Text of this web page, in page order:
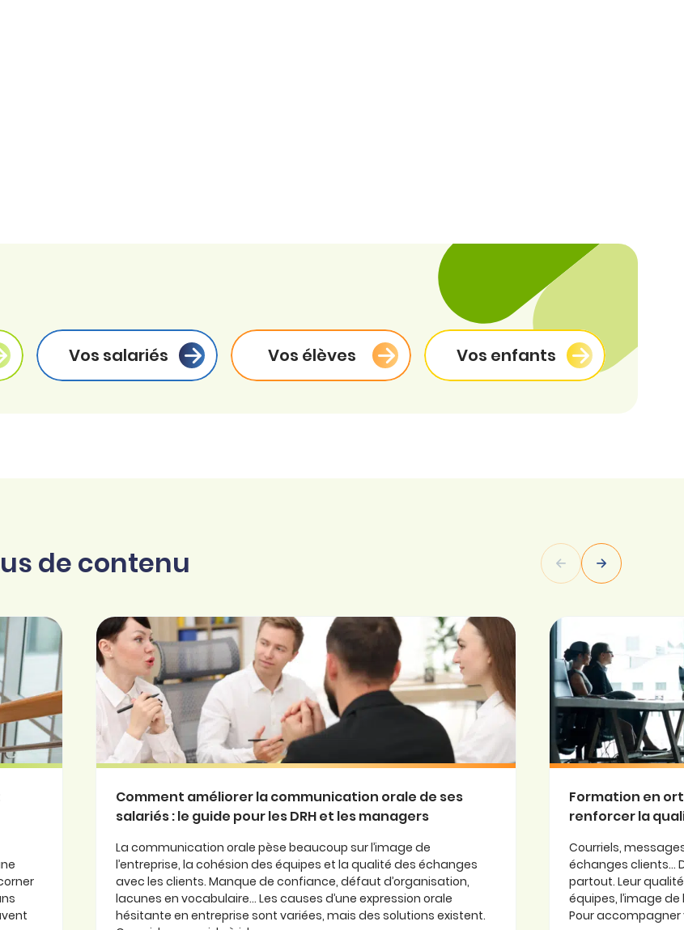
Vos salariés Vos élèves Vos enfants
de contenu
Comment améliorer la communication orale de ses
salariés : le guide pour les DRH et les managers
La communication orale pèse beaucoup sur l’image de
l’entreprise, la cohésion des équipes et la qualité des échanges
avec les clients. Manque de confiance, défaut d’organisation,
lacunes en vocabulaire… Les causes d’une expression orale
hésitante en entreprise sont variées, mais des solutions existent.
Formation en
renforcer la
Courriels,
échanges clients…
partout. Leur
équipes, l’image
Pour accompagner